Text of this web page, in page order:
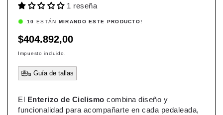
1 reseña
8 ESTÁNMIRANDO ESTE PRODUCTO!
Precio
habitual
$404.892,00
Impuesto incluido.
Guía de tallas
El Enterizo de Ciclismo combina diseño y
funcionalidad para acompañarte en cada pedaleada,